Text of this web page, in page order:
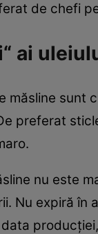
de chefi
ai
măsline
preferat
nu este
Nu expiră